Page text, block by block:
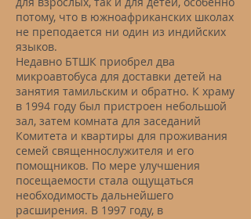
потому, что в южноафриканских школах
не преподается ни один из индийских
языков.
Недавно БТШК приобрел два
микроавтобуса для доставки детей на
занятия тамильским и обратно. К храму
в 1994 году был пристроен небольшой
зал, затем комната для заседаний
Комитета и квартиры для проживания
семей священнослужителя и его
помощников. По мере улучшения
посещаемости стала ощущаться
необходимость дальнейшего
расширения. В 1997 году, в